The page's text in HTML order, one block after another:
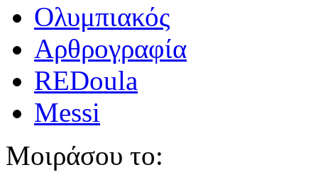
Ολυμπιακός
Αρθρογραφία
REDoula
Messi
Μοιράσου το: